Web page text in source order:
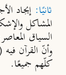
ثانيًا: إيجاد
المشاكل
السياق
وأنّ القرآن
كلّهم جميعًا.